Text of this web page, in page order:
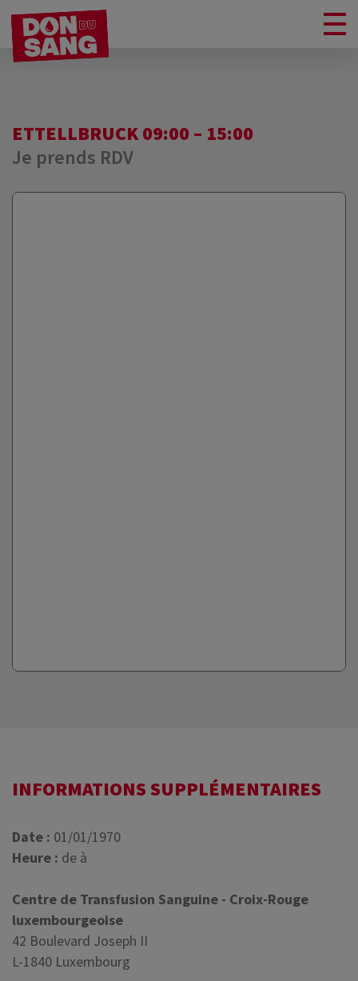
ETTELLBRUCK 09:00 – 15:00
Je prends RDV
INFORMATIONS SUPPLÉMENTAIRES
Date : 01/01/1970
Heure : de à
Centre de Transfusion Sanguine - Croix-Rouge
luxembourgeoise
42 Boulevard Joseph II
L-1840 Luxembourg